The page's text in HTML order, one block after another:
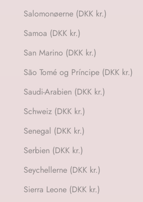
Salomonøerne (DKK kr.)
Samoa (DKK kr.)
San Marino (DKK kr.)
São Tomé og Príncipe (DKK kr.)
Saudi-Arabien (DKK kr.)
Schweiz (DKK kr.)
Senegal (DKK kr.)
Serbien (DKK kr.)
Seychellerne (DKK kr.)
Sierra Leone (DKK kr.)